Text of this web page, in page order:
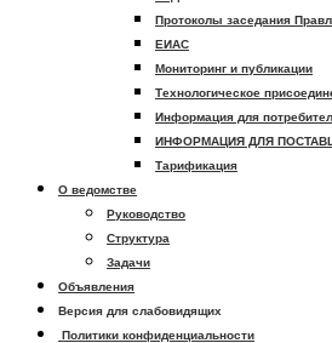
Протоколы заседания
ЕИАС
Мониторинг и публикации
Технологическое
Информация для
ИНФОРМАЦИЯ ДЛЯ
Тарификация
О ведомстве
Руководство
Структура
Задачи
Объявления
Версия для слабовидящих
Политики конфиденциальности